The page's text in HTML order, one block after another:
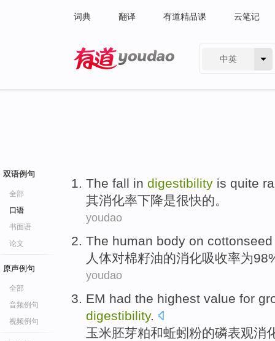
词典 翻译 有道精品课 云笔记
中英
双语例句
全部
口语
书面语
论文
原声例句
全部
音频例句
视频例句
The fall in digestibility is quite
其消化率下降是很快的。
youdao
The human body on
人体对棉籽油的消化吸收率为
youdao
EM had the highest value for
digestibility.
玉米胚芽粕和蚯蚓粉的磷表观消